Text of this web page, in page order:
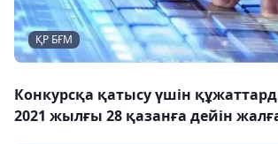
ҚР БҒМ
Конкурсқа қатысу үшін
2021 жылғы 28 қазанға дейін